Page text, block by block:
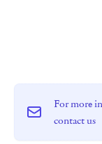
For more
contact us